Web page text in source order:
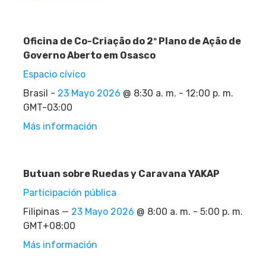
Oficina de Co-Criação do 2º Plano de Ação de
Governo Aberto em Osasco
Espacio cívico
Brasil - 23 Mayo 2026 @ 8:30 a. m. - 12:00 p. m.
GMT-03:00
Más información
Butuan sobre Ruedas y Caravana YAKAP
Participación pública
Filipinas — 23 Mayo 2026 @ 8:00 a. m. - 5:00 p. m.
GMT+08:00
Más información